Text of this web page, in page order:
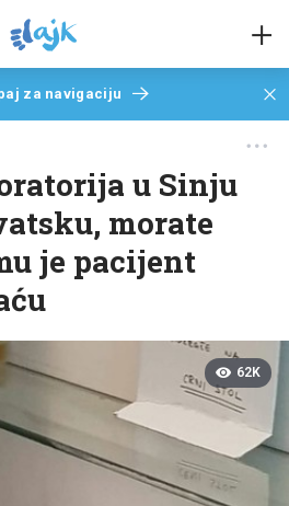
za navigaciju
u Sinju
morate
je pacijent
62K